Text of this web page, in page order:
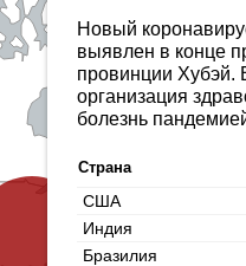
Новый
выявлен в конце
провинции Хубэй.
организация
болезнь
Страна
США
Индия
Бразилия